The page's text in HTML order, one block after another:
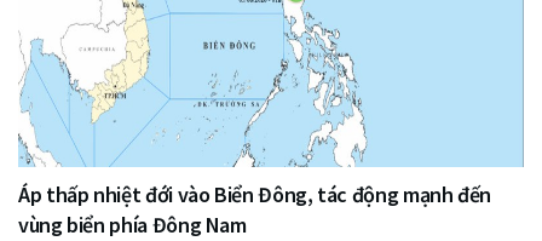
Áp thấp nhiệt đới vào Biển Đông, tác động mạnh đến
vùng biển phía Đông Nam